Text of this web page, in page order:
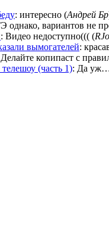
: интересно (Андрей Бр
однако, вариантов не
: Видео недоступно((( (
вымогателей:
копипаст с
(часть 1): Да уж….